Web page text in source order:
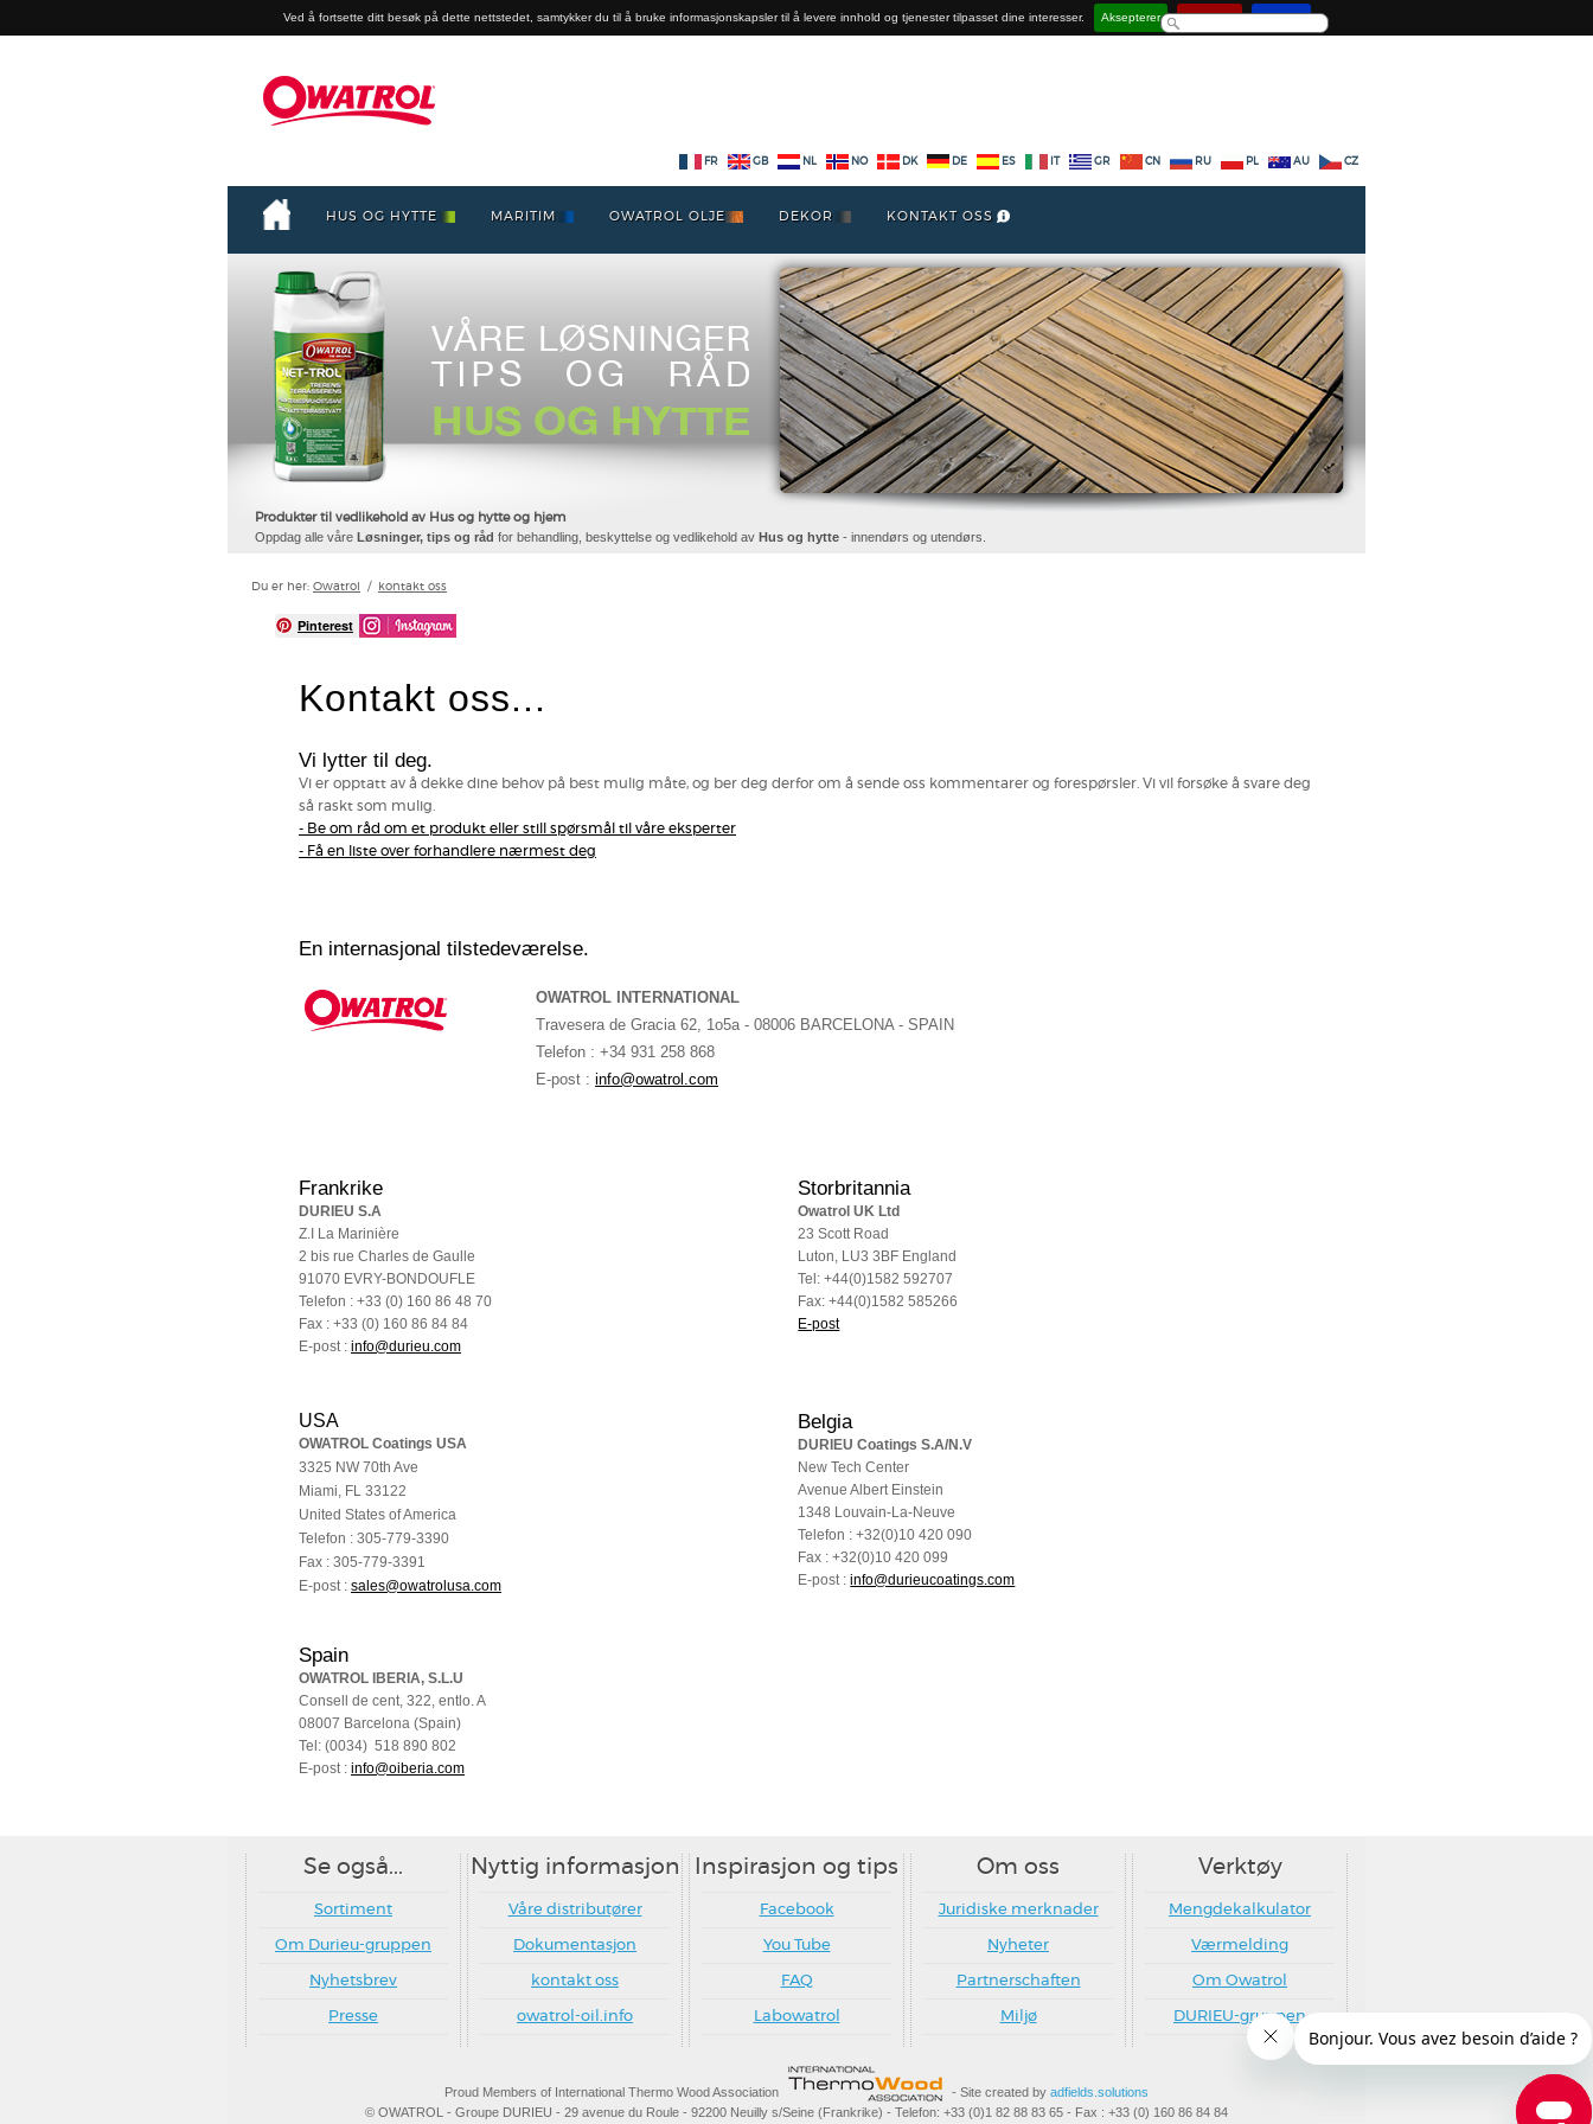
Ved å fortsette ditt besøk på dette nettstedet, samtykker du til å bruke informasjonskapsler til å levere innhold og tjenester tilpasset dine interesser. Aksepterer Deaktiver Lær mer
FR GB NL NO DK DE ES GR CN RU PL AU CZ
HUS OG HYTTE MARITIM OWATROL OLJE DEKOR KONTAKT OSS
Produkter til vedlikehold av Hus og hytte og hjem
Oppdag alle våre Løsninger, tips og råd for behandling, beskyttelse og vedlikehold av Hus og hytte - innendørs og utendørs.
Du er her: Owatrol / kontakt oss
Pinterest
Kontakt oss...
Vi lytter til deg.
Vi er opptatt av å dekke dine behov på best mulig måte, og ber deg derfor om å sende oss kommentarer og forespørsler. Vi vil forsøke å svare deg
så raskt som mulig.
- Be om råd om et produkt eller still spørsmål til våre eksperter
- Få en liste over forhandlere nærmest deg
En internasjonal tilstedeværelse.
OWATROL INTERNATIONAL
Travesera de Gracia 62, 1o5a - 08006 BARCELONA - SPAIN
Telefon : +34 931 258 868
E-post : info@owatrol.com
Frankrike
DURIEU S.A
Z.I La Marinière
2 bis rue Charles de Gaulle
91070 EVRY-BONDOUFLE
Telefon : +33 (0) 160 86 48 70
Fax : +33 (0) 160 86 84 84
E-post : info@durieu.com
Storbritannia
Owatrol UK Ltd
23 Scott Road
Luton, LU3 3BF England
Tel: +44(0)1582 592707
Fax: +44(0)1582 585266
E-post
USA
OWATROL Coatings USA
3325 NW 70th Ave
Miami, FL 33122
United States of America
Telefon : 305-779-3390
Fax : 305-779-3391
E-post : sales@owatrolusa.com
Belgia
DURIEU Coatings S.A/N.V
New Tech Center
Avenue Albert Einstein
1348 Louvain-La-Neuve
Telefon : +32(0)10 420 090
Fax : +32(0)10 420 099
E-post :info@durieucoatings.com
Spain
OWATROL IBERIA, S.L.U
Consell de cent, 322, entlo. A
08007 Barcelona (Spain)
Tel: (0034) 518 890 802
E-post : info@oiberia.com
Se også...
Sortiment
Om Durieu-gruppen
Nyhetsbrev
Presse
Nyttig informasjon
Våre distributører
Dokumentasjon
kontakt oss
owatrol-oil.info
Inspirasjon og tips
Facebook
You Tube
FAQ
Labowatrol
Om oss
Juridiske merknader
Nyheter
Partnerschaften
Miljø
Verktøy
Mengdekalkulator
Værmelding
Om Owatrol
DURIEU-gruppen
Proud Members of International Thermo Wood Association - Site created by adfields.solutions
© OWATROL - Groupe DURIEU - 29 avenue du Roule - 92200 Neuilly s/Seine (Frankrike) - Telefon: +33 (0)1 82 88 83 65 - Fax : +33 (0) 160 86 84 84